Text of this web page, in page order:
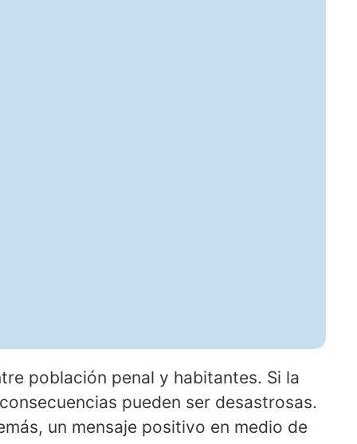
población penal y habitantes. Si la
pueden ser desastrosas.
un mensaje positivo en medio de